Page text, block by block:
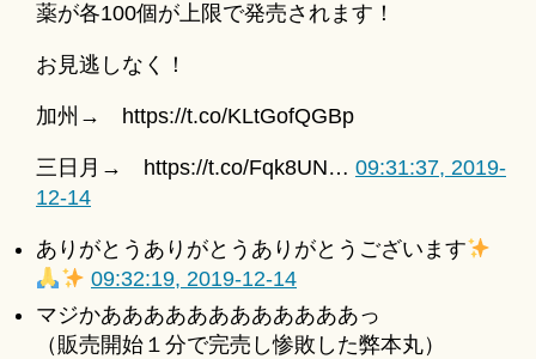
薬が各100個が上限で発売されます！
お見逃しなく！
加州→ https://t.co/KLtGofQGBp
三日月→ https://t.co/Fqk8UN… 09:31:37, 2019-
12-14
ありがとうありがとうありがとうございます
09:32:19, 2019-12-14
マジかああああああああああああっ
（販売開始１分で完売し惨敗した弊本丸）